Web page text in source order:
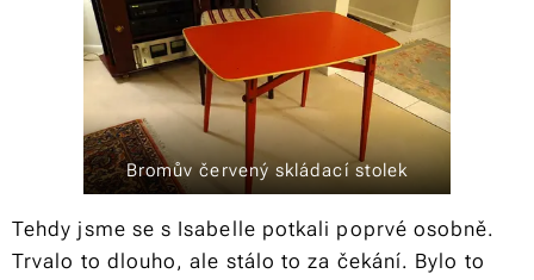
Bromův červený skládací stolek
Tehdy jsme se s Isabelle potkali poprvé osobně.
Trvalo to dlouho, ale stálo to za čekání. Bylo to